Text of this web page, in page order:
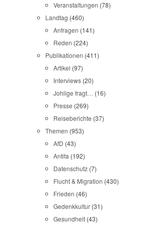
Veranstaltungen (78)
Landtag (460)
Anfragen (141)
Reden (224)
Publikationen (411)
Artikel (97)
Interviews (20)
Johlige fragt… (16)
Presse (269)
Reiseberichte (37)
Themen (953)
AfD (43)
Antifa (192)
Datenschutz (7)
Flucht & Migration (430)
Frieden (46)
Gedenkkultur (31)
Gesundheit (43)